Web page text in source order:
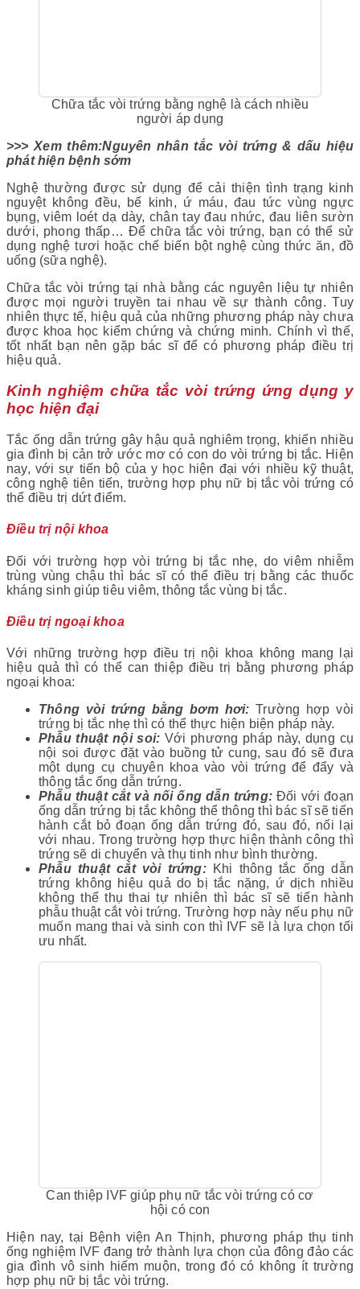
Chữa tắc vòi trứng bằng nghệ là cách nhiều
người áp dụng
>>> Xem thêm:Nguyên nhân tắc vòi trứng & dấu hiệu
phát hiện bệnh sớm
Nghệ thường được sử dụng để cải thiện tình trạng kinh
nguyệt không đều, bế kinh, ứ máu, đau tức vùng ngực
bụng, viêm loét dạ dày, chân tay đau nhức, đau liên sườn
dưới, phong thấp… Để chữa tắc vòi trứng, bạn có thể sử
dụng nghệ tươi hoặc chế biến bột nghệ cùng thức ăn, đồ
uống (sữa nghệ).
Chữa tắc vòi trứng tại nhà bằng các nguyên liệu tự nhiên
được mọi người truyền tai nhau về sự thành công. Tuy
nhiên thực tế, hiệu quả của những phương pháp này chưa
được khoa học kiểm chứng và chứng minh. Chính vì thế,
tốt nhất bạn nên gặp bác sĩ để có phương pháp điều trị
hiệu quả.
Kinh nghiệm chữa tắc vòi trứng ứng dụng y
học hiện đại
Tắc ống dẫn trứng gây hậu quả nghiêm trọng, khiến nhiều
gia đình bị cản trở ước mơ có con do vòi trứng bị tắc. Hiện
nay, với sự tiến bộ của y học hiện đại với nhiều kỹ thuật,
công nghệ tiên tiến, trường hợp phụ nữ bị tắc vòi trứng có
thể điều trị dứt điểm.
Điều trị nội khoa
Đối với trường hợp vòi trứng bị tắc nhẹ, do viêm nhiễm
trùng vùng chậu thì bác sĩ có thể điều trị bằng các thuốc
kháng sinh giúp tiêu viêm, thông tắc vùng bị tắc.
Điều trị ngoại khoa
Với những trường hợp điều trị nội khoa không mang lại
hiệu quả thì có thể can thiệp điều trị bằng phương pháp
ngoại khoa:
Thông vòi trứng bằng bơm hơi: Trường hợp vòi
trứng bị tắc nhẹ thì có thể thực hiện biện pháp này.
Phẫu thuật nội soi: Với phương pháp này, dụng cụ
nội soi được đặt vào buồng tử cung, sau đó sẽ đưa
một dụng cụ chuyên khoa vào vòi trứng để đẩy và
thông tắc ống dẫn trứng.
Phẫu thuật cắt và nối ống dẫn trứng:Đối với đoạn
ống dẫn trứng bị tắc không thể thông thì bác sĩ sẽ tiến
hành cắt bỏ đoạn ống dẫn trứng đó, sau đó, nối lại
với nhau. Trong trường hợp thực hiện thành công thì
trứng sẽ di chuyển và thụ tinh như bình thường.
Phẫu thuật cắt vòi trứng:Khi thông tắc ống dẫn
trứng không hiệu quả do bị tắc nặng, ứ dịch nhiều
không thể thụ thai tự nhiên thì bác sĩ sẽ tiến hành
phẫu thuật cắt vòi trứng. Trường hợp này nếu phụ nữ
muốn mang thai và sinh con thì IVF sẽ là lựa chọn tối
ưu nhất.
Can thiệp IVF giúp phụ nữ tắc vòi trứng có cơ
hội có con
Hiện nay, tại Bệnh viện An Thịnh, phương pháp thụ tinh
ống nghiệm IVF đang trở thành lựa chọn của đông đảo các
gia đình vô sinh hiếm muộn, trong đó có không ít trường
hợp phụ nữ bị tắc vòi trứng.